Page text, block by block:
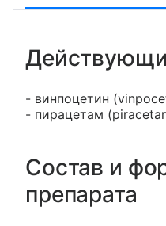
- винпоцетин
- пирацетам
Состав и
препарата